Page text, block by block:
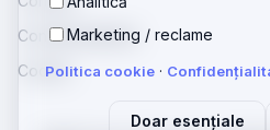
Marketing / reclame
Politica cookie ·
Doar esențiale
Confidențialitate
Cookie